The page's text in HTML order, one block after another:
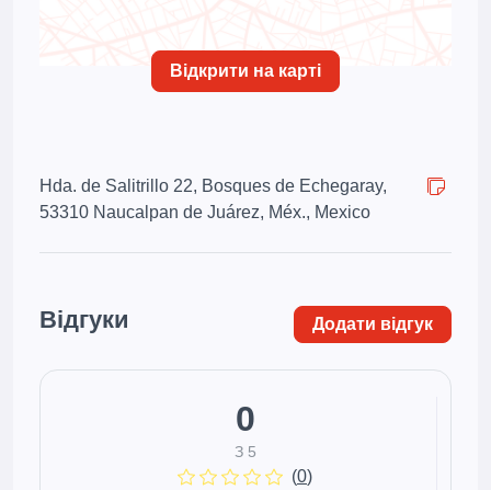
Відкрити на карті
Hda. de Salitrillo 22, Bosques de Echegaray,
53310 Naucalpan de Juárez, Méx., Mexico
Відгуки Додати відгук
0
З 5
(0)